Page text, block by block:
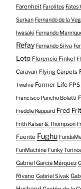
Farenheit Farolitos Fates
Surkan Fernando de la
Iwasaki Fernando
Refay Fernando Silva
Loto Florencio Finkel
Caravan Flying Carpets
Twelve Former Life
Francisco Pancho Bolatti
Freddie Keppard Fred
Frith Kaiser & Thompson
Fuente Fughu
FunMachine Funky
Gabriel García Márquez
Rivano Gabriel Sivak